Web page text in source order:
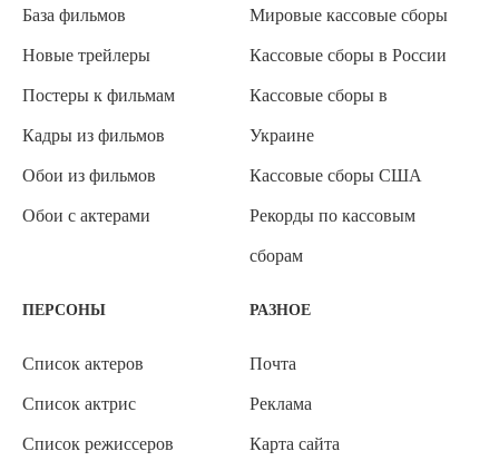
База фильмов
Новые трейлеры
Постеры к фильмам
Кадры из фильмов
Обои из фильмов
Обои с актерами
Мировые кассовые сборы
Кассовые сборы в России
Кассовые сборы в
Украине
Кассовые сборы США
Рекорды по кассовым
сборам
ПЕРСОНЫ
Список актеров
Список актрис
Список режиссеров
РАЗНОЕ
Почта
Реклама
Карта сайта